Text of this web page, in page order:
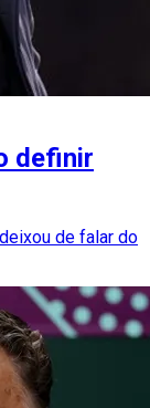
definir
de falar do